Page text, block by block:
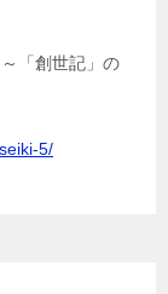
「創世記」の
5/